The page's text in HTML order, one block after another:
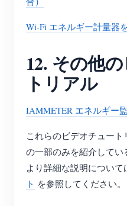
Wi-Fi エネルギー計量器
12. その他
トリアル
IAMMETER エネルギー
これらのビデオチュー
の一部のみを紹介してい
より詳細な説明について
ト を参照してください。